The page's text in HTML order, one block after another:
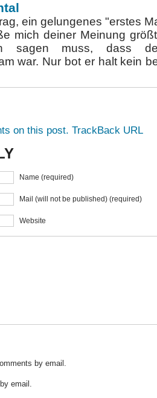
ein gelungenes "erstes
mich deiner Meinung
sagen muss, dass
war. Nur bot er halt kein
on this post. TrackBack URL
Name (required)
Mail (will not be published) (required)
Website
by email.
email.